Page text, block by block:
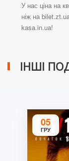
У нас ціна на
ніж на
kasa.in.ua!
ІНШІ
05
ГРУ